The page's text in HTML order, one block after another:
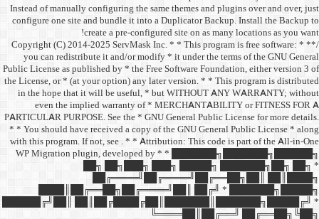
Instead of manually
configure one site and
create a
/** * Copyright (C) 2014-
you can redistribute it
Public License as published
the License, or * (at your
in the hope that it will
even the implied
PARTICULAR PURPOSE.
* * You should have
with this program. If not,
WP Migration plugin,
██╗
██████╔╝██║